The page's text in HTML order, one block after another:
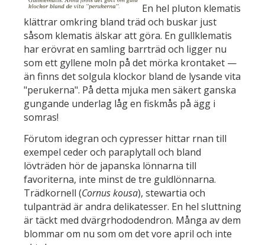
En hel pluton klematis
klättrar omkring bland träd och buskar just
såsom klematis älskar att göra. En gullklematis
har erövrat en samling barrträd och ligger nu
som ett gyllene moln på det mörka krontaket —
än finns det solgula klockor bland de lysande vita
"perukerna". På detta mjuka men säkert ganska
gungande underlag låg en fiskmås på ägg i
somras!
Förutom idegran och cypresser hittar rnan till
exempel ceder och paraplytall och bland
lövträden hör de japanska lönnarna till
favoriterna, inte minst de tre guldlönnarna.
Trädkornell (Cornus kousa), stewartia och
tulpanträd är andra delikatesser. En hel sluttning
är täckt med dvärgrhododendron. Många av dem
blommar om nu som om det vore april och inte